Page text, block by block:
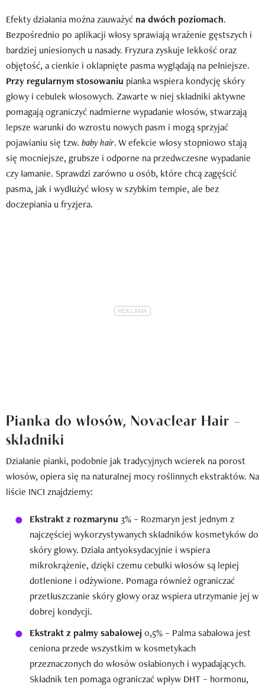
Efekty działania można zauważyć na dwóch poziomach.
Bezpośrednio po aplikacji włosy sprawiają wrażenie gęstszych i
bardziej uniesionych u nasady. Fryzura zyskuje lekkość oraz
objętość, a cienkie i oklapnięte pasma wyglądają na pełniejsze.
Przy regularnym stosowaniu pianka wspiera kondycję skóry
głowy i cebulek włosowych. Zawarte w niej składniki aktywne
pomagają ograniczyć nadmierne wypadanie włosów, stwarzają
lepsze warunki do wzrostu nowych pasm i mogą sprzyjać
pojawianiu się tzw. baby hair. W efekcie włosy stopniowo stają
się mocniejsze, grubsze i odporne na przedwczesne wypadanie
czy łamanie. Sprawdzi zarówno u osób, które chcą zagęścić
pasma, jak i wydłużyć włosy w szybkim tempie, ale bez
doczepiania u fryzjera.
Pianka do włosów, Novaclear Hair –
składniki
Działanie pianki, podobnie jak tradycyjnych wcierek na porost
włosów, opiera się na naturalnej mocy roślinnych ekstraktów. Na
liście INCI znajdziemy:
Ekstrakt z rozmarynu 3% – Rozmaryn jest jednym z
najczęściej wykorzystywanych składników kosmetyków do
skóry głowy. Działa antyoksydacyjnie i wspiera
mikrokrążenie, dzięki czemu cebulki włosów są lepiej
dotlenione i odżywione. Pomaga również ograniczać
przetłuszczanie skóry głowy oraz wspiera utrzymanie jej w
dobrej kondycji.
Ekstrakt z palmy sabałowej0,5% – Palma sabałowa jest
ceniona przede wszystkim w kosmetykach
przeznaczonych do włosów osłabionych i wypadających.
Składnik ten pomaga ograniczać wpływ DHT – hormonu,